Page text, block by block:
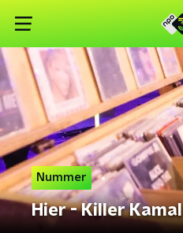
Nummer
Hier - Killer Kamal